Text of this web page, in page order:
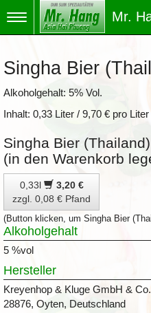
Toggle
navigation
Mr.
Singha Bier
Alkoholgehalt: 5% Vol.
Inhalt: 0,33 Liter / 9,70 € pro Liter
Singha Bier
(in den Warenkorb
0,33l
3,20 €
zzgl. 0,08 € Pfand
(Button klicken, um Singha Bier
Alkoholgehalt
5 %vol
Hersteller
Kreyenhop & Kluge GmbH &
28876, Oyten, Deutschland